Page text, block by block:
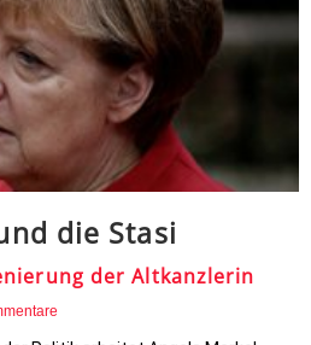
die Stasi
der Altkanzlerin